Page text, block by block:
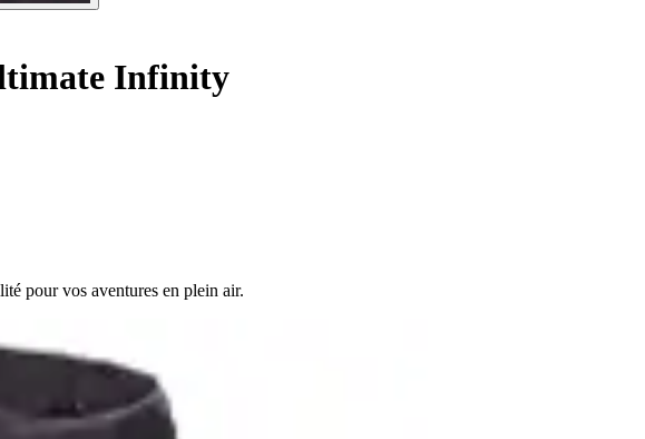
Infinity
pour vos aventures en plein air.